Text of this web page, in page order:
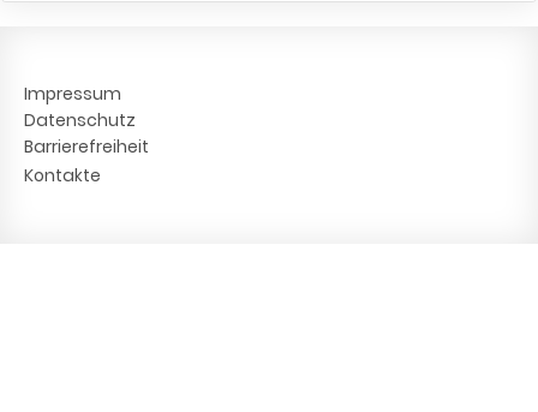
Impressum
Datenschutz
Barrierefreiheit
Kontakte